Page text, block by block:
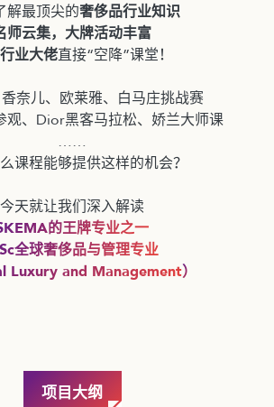
解最顶尖的奢侈品行业知识
师云集，大牌活动丰富
行业大佬直接“空降”课堂！
奈儿、欧莱雅、白马庄挑战赛
观、Dior黑客马拉松、娇兰大师课
……
课程能够提供这样的机会？
今天就让我们深入解读
的王牌专业之一
全球奢侈品与管理专业
Luxury and Management）
项目大纲